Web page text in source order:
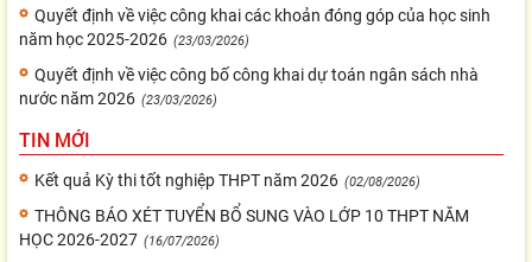
Quyết định về việc công khai các khoản đóng góp của học sinh
năm học 2025-2026 (23/03/2026)
Quyết định về việc công bố công khai dự toán ngân sách nhà
nước năm 2026 (23/03/2026)
TIN MỚI
Kết quả Kỳ thi tốt nghiệp THPT năm 2026 (02/08/2026)
THÔNG BÁO XÉT TUYỂN BỔ SUNG VÀO LỚP 10 THPT NĂM
HỌC 2026-2027 (16/07/2026)